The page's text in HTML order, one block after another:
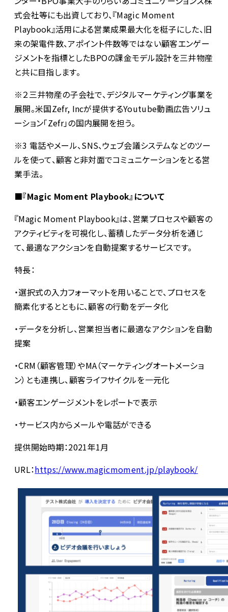
式会社等にも出資しており、『Magic Moment
Playbook』活用による営業成果最大化を梃子にした、旧
来の架電件数、アポイント件数等ではない顧客エンゲー
ジメントを指標としたBPOの課金モデル設計を三井物産
と共に目指します。
※２三井物産の子会社で、デジタルマーケティング事業を
展開。米国Zefr, Incが提供するYoutube動画広告ソリュ
ーション「Zefr」の国内展開を担う。
※3 電話やメール、SNS、ウェブ会議システムなどのツー
ルを使って、顧客と非対面でコミュニケーションをとる営
業手法。
■『Magic Moment Playbook』について
『Magic Moment Playbook』は、営業プロセスや顧客の
アクティビティを可視化し、蓄積したデータ分析を通じ
て、最適なアクションを自動提案するサービスです。
特長：
・選択式の入力フォーマットを用いることで、プロセスを
簡素化するとともに、顧客の行動をデータ化
・データを分析し、営業担当者に最適なアクションを自動
提案
・CRM（顧客管理）やMA（マーケティングオートメーショ
ン）とも連携し、顧客ライフサイクルを一元化
・顧客エンゲージメントをレポートで表示
・サービス内からメールや電話ができる
提供開始時期：2021年1月
URL：https://www.magicmoment.jp/playbook/